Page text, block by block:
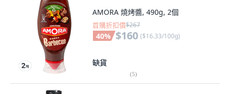
AMORA 燒烤醬, 490g, 2個
首購折扣價$267
40% $160 ($16.33/100g)
缺貨
(5)